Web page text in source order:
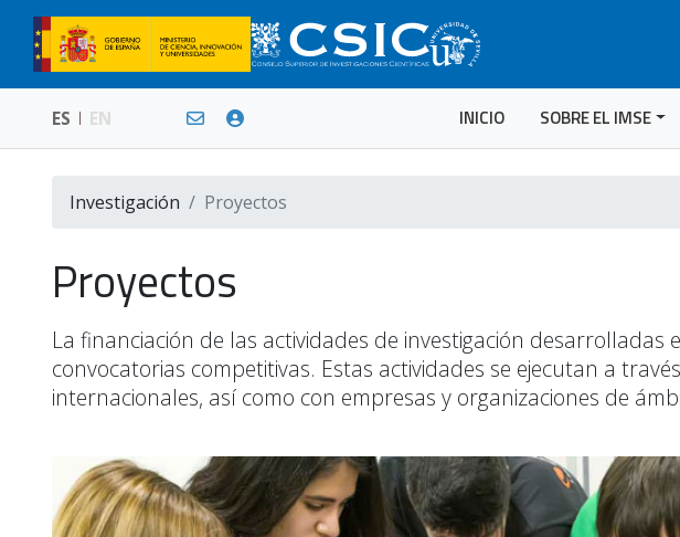
ES EN INICIO SOBRE EL IMSE
Investigación Proyectos
Proyectos
La financiación de las actividades de investigación
convocatorias competitivas. Estas actividades se ejecutan a
internacionales, así como con empresas y organizaciones de